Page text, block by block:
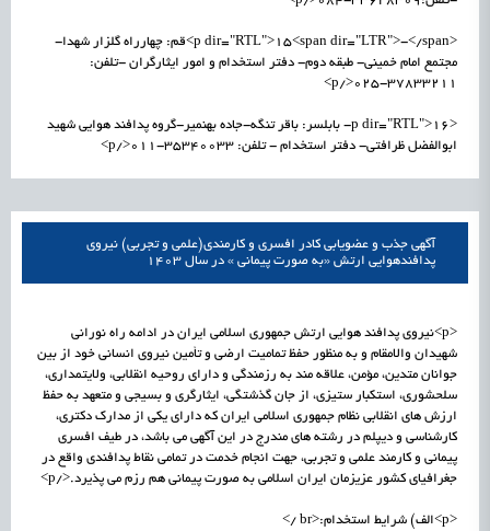
<p dir="RTL">15<span dir="LTR">-</span>قم: چهارراه گلزار شهدا-
مجتمع امام خمینی- طبقه دوم- دفتر استخدام و امور ایثارگران -تلفن:
37833211-025</p>
<p dir="RTL">16- بابلسر: باقر تنگه-جاده بهنمیر-گروه پدافند هوایی شهید
ابوالفضل ظرافتی- دفتر استخدام - تلفن: 35340033-011</p>
آگهی جذب و عضویابی کادر افسری و کارمندی(علمی و تجربی) نیروی
پدافندهوایی ارتش «به صورت پیمانی » در سال 1403
<p>نیروی پدافند هوایی ارتش جمهوری اسلامی ایران در ادامه راه نورانی
شهیدان والامقام و به منظور حفظ تمامیت ارضی و تأمین نیروی انسانی خود از بین
جوانان متدین، مؤمن، علاقه مند به رزمندگی و دارای روحیه انقلابی، ولایتمداری،
سلحشوری، استکبار ستیزی، از جان گذشتگی، ایثارگری و بسیجی و متعهد به حفظ
ارزش های انقلابی نظام جمهوری اسلامی ایران که دارای یکی از مدارک دکتری،
کارشناسی و دیپلم در رشته های مندرج در این آگهی می باشد، در طیف افسری
پیمانی و کارمند علمی و تجربی، جهت انجام خدمت در تمامی نقاط پدافندی واقع در
جغرافیای کشور عزیزمان ایران اسلامی به صورت پیمانی هم رزم می پذیرد.</p>
<p>الف) شرایط استخدام:<br />